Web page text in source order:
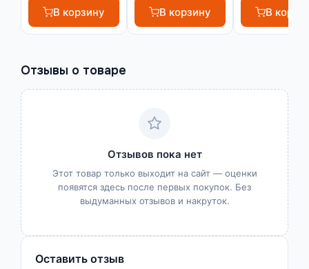
В корзину В корзину В
Отзывы о товаре
Отзывов пока нет
Этот товар только выходит на сайт — оценки
появятся здесь после первых покупок. Без
выдуманных отзывов и накруток.
Оставить отзыв